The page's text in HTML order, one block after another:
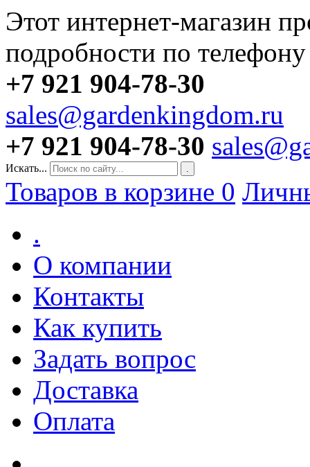
Этот интернет-магазин
подробности по телефону
+7 921 904-78-30
sales@gardenkingdom.ru
+7 921 904-78-30
Искать... .
Товаров в корзине 0
.
О компании
Контакты
Как купить
Задать вопрос
Доставка
Оплата